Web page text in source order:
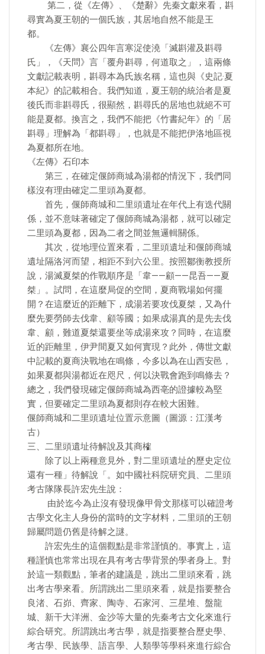
第二，從《左傳》、《楚辭》先秦文獻來看，斟
尋實為夏王朝的一個氏族，其居地自然不能是王
都。
《左傳》襄公四年言寒浞使澆「滅斟灌及斟尋
氏」，《天問》言「覆舟斟尋，何道取之」，這兩條
文獻記載表明，斟尋本為氏族名稱，這也與《史記·夏
本紀》的記載相合。我們知道，夏王朝的統治者是夏
後氏而非斟尋氏，很顯然，斟尋氏的居地也就絕不可
能是夏都。換言之，我們不能把《竹書紀年》的「居
斟尋」理解為「都斟尋」，也就是不能把伊洛地區視
為夏都所在地。
《左傳》石印本
第三，在確定偃師商城為湯都的情況下，我們同
樣沒有理由確定二里頭為夏都。
首先，偃師商城和二里頭遺址在年代上有迭代關
係，並不意味著確定了偃師商城為湯都，就可以確定
二里頭為夏都，因為二者之間並無邏輯關係。
其次，從地理位置來看，二里頭遺址和偃師商城
遺址隔洛河而望，相距不到六公里。按照鄒衡教授所
說，湯滅夏桀的作戰順序是「韋——顧——昆吾——夏
桀」。試問，在這麼局促的空間，夏商戰場如何擺
開？在這麼近的距離下，成湯若要攻伐夏桀，又為什
麼先要勞師去伐韋、顧等國；如果成湯真的是先去伐
韋、顧，難道夏桀還要坐等成湯來攻？同時，在這麼
近的距離里，伊尹間夏又如何實現？此外，傳世文獻
中記載的夏商決戰地在鳴條，今多以為在山西安邑，
如果夏都與湯都近在咫尺，何以決戰會跑到鳴條去？
總之，我們發現確定偃師商城為西亳的證據較為堅
實，但要確定二里頭為夏都則存在較大困難。
偃師商城和二里頭遺址位置示意圖（圖源：江漢考
古）
三、二里頭遺址待解說及其商榷
除了以上兩種意見外，對二里頭遺址的歷史定位
還有一種」待解說「。如中國社科院研究員、二里頭
考古隊隊長許宏先生說：
由於迄今為止沒有發現像甲骨文那樣可以確證考
古學文化主人身份的當時的文字材料，二里頭的王朝
歸屬問題仍舊是待解之謎。
許宏先生的這個觀點是非常謹慎的。事實上，這
種謹慎也常常出現在具有考古學背景的學者身上。對
於這一類觀點，筆者的建議是，跳出二里頭來看，跳
出考古學來看。所謂跳出二里頭來看，就是指要整合
良渚、石峁、齊家、陶寺、石家河、三星堆、盤龍
城、新干大洋洲、金沙等大量的先秦考古文化來進行
綜合研究。所謂跳出考古學，就是指要整合歷史學、
考古學、民族學、語言學、人類學等學科來進行綜合